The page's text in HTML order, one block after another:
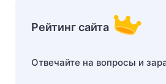
Рейтинг сайта
Отвечайте на вопросы и